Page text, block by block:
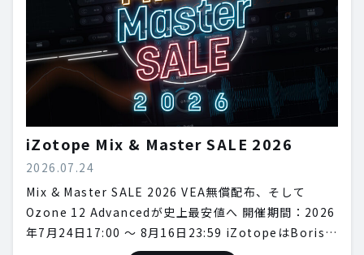
iZotope Mix & Master SALE 2026
2026.07.24
Mix & Master SALE 2026 VEA無償配布、そして
Ozone 12 Advancedが史上最安値へ 開催期間：2026
年7月24日17:00 〜 8月16日23:59 iZotopeはBoris…